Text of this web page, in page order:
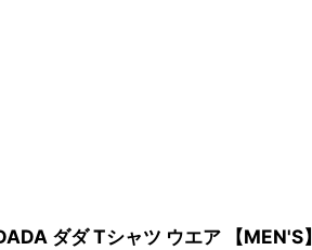
ダダ Tシャツ ウエア 【MEN'S】